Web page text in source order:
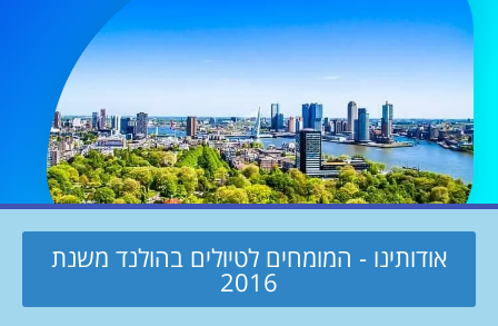
אודותינו - המומחים לטיולים בהולנד משנת
2016